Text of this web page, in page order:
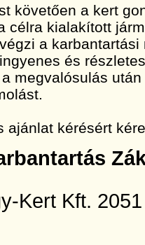
követően a kert
célra kialakított
a
és
megvalósulás
ajánlat kérésért
Kert Kft.